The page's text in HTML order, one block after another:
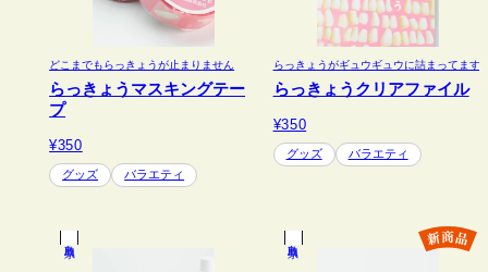
どこまでもらっきょうが止まりません
らっきょうマスキングテー
プ
¥350
グッズ バラエティ
らっきょうがギュウギュウに詰まってます
らっきょうクリアファイル
¥350
グッズ バラエティ